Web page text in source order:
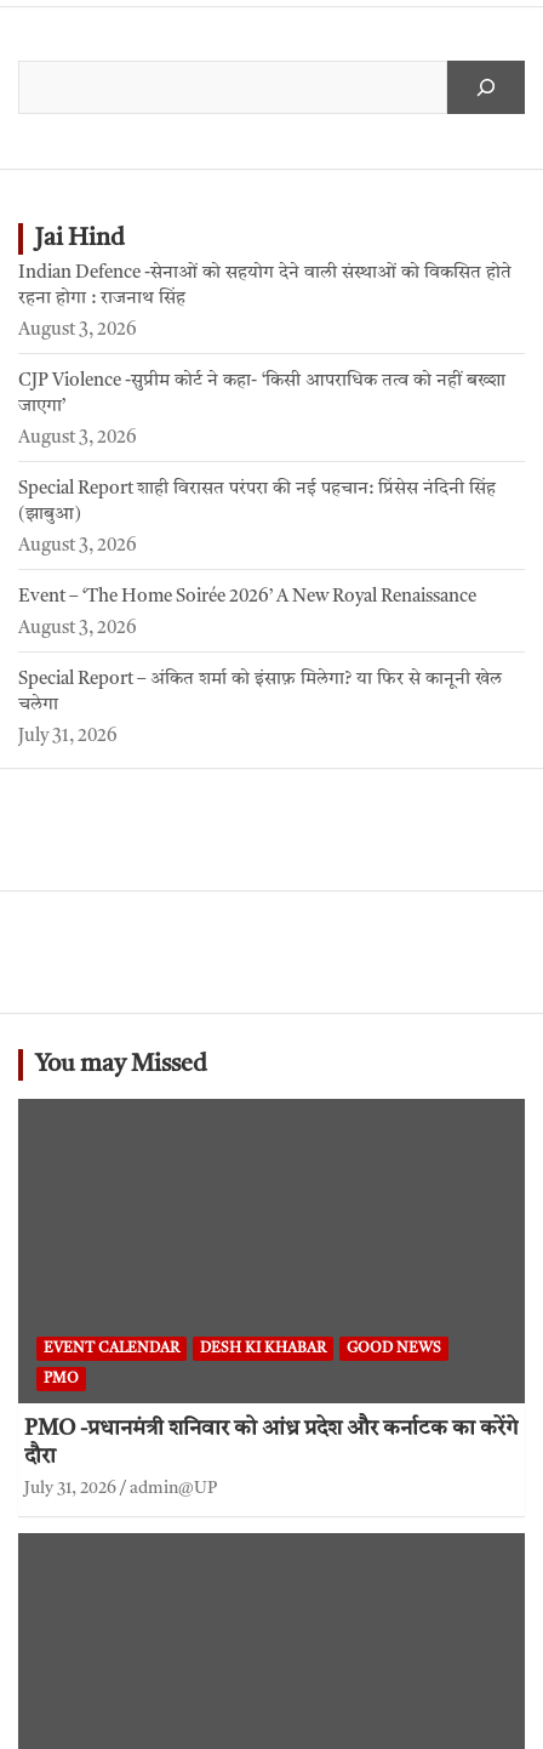
Jai Hind
Indian Defence -सेनाओं को सहयोग देने वाली संस्थाओं को विकसित होते
रहना होगा : राजनाथ सिंह
August 3, 2026
CJP Violence -सुप्रीम कोर्ट ने कहा- ‘किसी आपराधिक तत्व को नहीं बख्शा
जाएगा’
August 3, 2026
Special Report शाही विरासत परंपरा की नई पहचान: प्रिंसेस नंदिनी सिंह
(झाबुआ)
August 3, 2026
Event – ‘The Home Soirée 2026’ A New Royal Renaissance
August 3, 2026
Special Report – अंकित शर्मा को इंसाफ़ मिलेगा? या फिर से कानूनी खेल
चलेगा
July 31, 2026
You may Missed
EVENT CALENDAR DESH KI KHABAR GOOD NEWS
PMO
PMO -प्रधानमंत्री शनिवार को आंध्र प्रदेश और कर्नाटक का करेंगे
दौरा
July 31, 2026 admin@UP